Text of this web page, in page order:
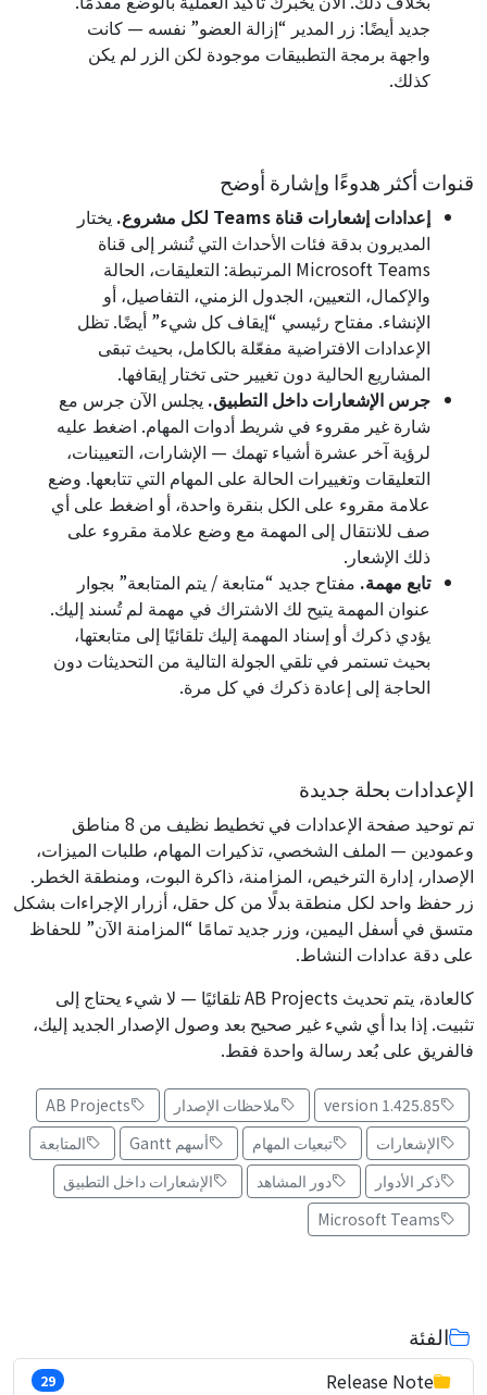
جديد أيضًا: زر المدير “إزالة العضو” نفسه — كانت
واجهة برمجة التطبيقات موجودة لكن الزر لم يكن
كذلك.
قنوات أكثر هدوءًا وإشارة أوضح
إعدادات إشعارات قناة Teams لكل مشروع.
يختار
المديرون بدقة فئات الأحداث التي تُنشر إلى قناة
Microsoft Teams المرتبطة: التعليقات، الحالة
والإكمال، التعيين، الجدول الزمني، التفاصيل، أو
الإنشاء. مفتاح رئيسي “إيقاف كل شيء” أيضًا. تظل
الإعدادات الافتراضية مفعّلة بالكامل، بحيث تبقى
المشاريع الحالية دون تغيير حتى تختار إيقافها.
جرس الإشعارات داخل التطبيق. يجلس الآن جرس مع
شارة غير مقروء في شريط أدوات المهام. اضغط عليه
لرؤية آخر عشرة أشياء تهمك — الإشارات، التعيينات،
التعليقات وتغييرات الحالة على المهام التي تتابعها. وضع
علامة مقروء على الكل بنقرة واحدة، أو اضغط على أي
صف للانتقال إلى المهمة مع وضع علامة مقروء على
ذلك الإشعار.
تابع مهمة. مفتاح جديد “متابعة / يتم المتابعة” بجوار
عنوان المهمة يتيح لك الاشتراك في مهمة لم تُسند إليك.
يؤدي ذكرك أو إسناد المهمة إليك تلقائيًا إلى متابعتها،
بحيث تستمر في تلقي الجولة التالية من التحديثات دون
الحاجة إلى إعادة ذكرك في كل مرة.
الإعدادات بحلة جديدة
تم توحيد صفحة الإعدادات في تخطيط نظيف من 8 مناطق
وعمودين — الملف الشخصي، تذكيرات المهام، طلبات الميزات،
الإصدار، إدارة الترخيص، المزامنة، ذاكرة البوت، ومنطقة الخطر.
زر حفظ واحد لكل منطقة بدلًا من كل حقل، أزرار الإجراءات بشكل
متسق في أسفل اليمين، وزر جديد تمامًا “المزامنة الآن” للحفاظ
على دقة عدادات النشاط.
كالعادة، يتم تحديث AB Projects تلقائيًا — لا شيء يحتاج إلى
تثبيت. إذا بدا أي شيء غير صحيح بعد وصول الإصدار الجديد إليك،
فالفريق على بُعد رسالة واحدة فقط.
version 1.425.85 ملاحظات الإصدار
AB Projects
الإشعارات
تبعيات المهام أسهم Gantt
المتابعة
ذكر الأدوار
دور المشاهد
الإشعارات داخل التطبيق
Microsoft Teams
الفئة
Release Note
29